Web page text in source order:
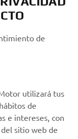
de
utilizará tus
de
e intereses, con
sitio web de